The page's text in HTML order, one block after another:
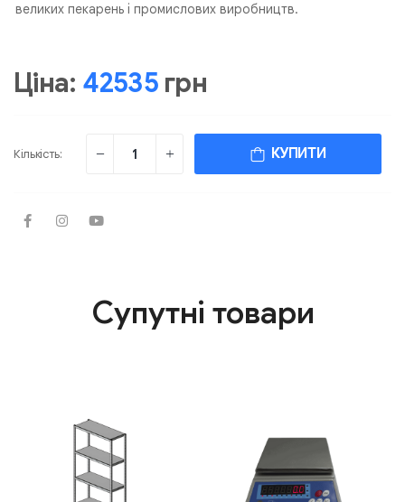
великих пекарень і промислових виробництв.
Ціна: 42535грн
Кількість: КУПИТИ
Супутні товари